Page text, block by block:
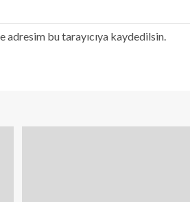
adresim bu tarayıcıya kaydedilsin.